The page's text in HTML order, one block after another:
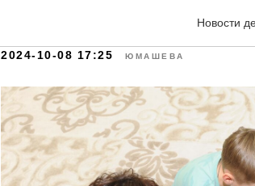
Новости
2024-10-08 17:25 ЮМАШЕВА